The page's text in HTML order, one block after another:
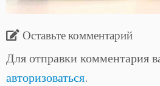
Оставьте комментарий
Для отправки комментария
авторизоваться.